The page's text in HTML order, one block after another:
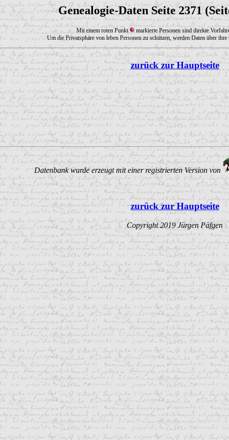
Genealogie-Daten Seite 2371
Mit einem roten Punkt markierte Personen sind direkte
Um die Privatsphäre von leben Personen zu schützen, werden Daten über
zurück zur Hauptseite
Datenbank wurde erzeugt mit einer registrierten Version von
zurück zur Hauptseite
Copyright 2019 Jürgen Päfgen